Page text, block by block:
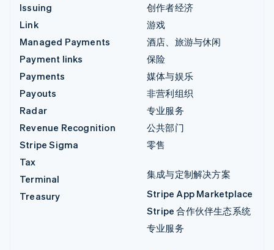
Issuing
Link
Managed Payments
Payment links
Payments
Payouts
Radar
Revenue Recognition
Stripe Sigma
Tax
Terminal
Treasury
创作者经济
游戏
酒店、旅游与休闲
保险
媒体与娱乐
非营利组织
专业服务
公共部门
零售
集成与定制解决方案
Stripe App Marketplace
Stripe 合作伙伴生态系统
专业服务